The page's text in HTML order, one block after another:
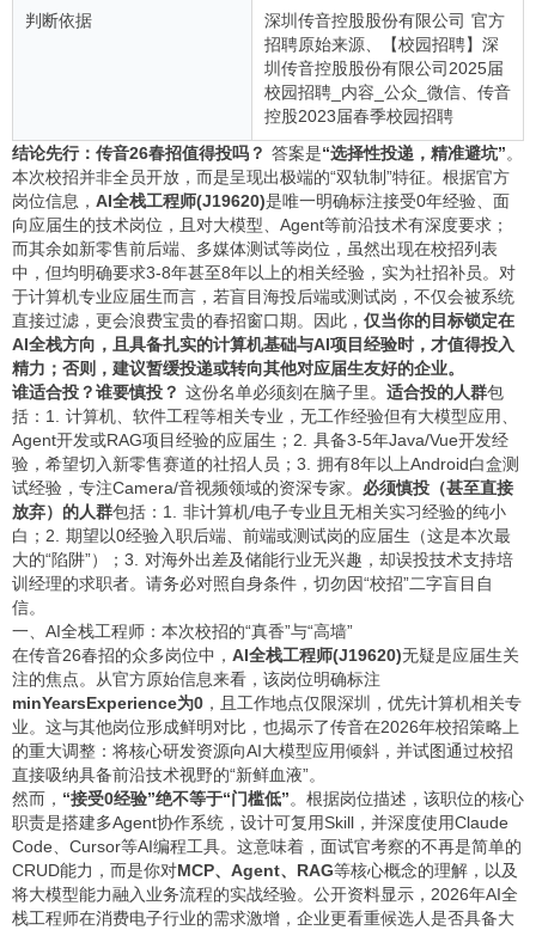
判断依据
深圳传音控股股份有限公司 官方
招聘原始来源、【校园招聘】深
圳传音控股股份有限公司2025届
校园招聘_内容_公众_微信、传音
控股2023届春季校园招聘
结论先行：传音26春招值得投吗？ 答案是“选择性投递，精准避坑”。
本次校招并非全员开放，而是呈现出极端的“双轨制”特征。根据官方
岗位信息， AI全栈工程师(J19620)是唯一明确标注接受0年经验、面
向应届生的技术岗位，且对大模型、Agent等前沿技术有深度要求；
而其余如新零售前后端、多媒体测试等岗位，虽然出现在校招列表
中，但均明确要求3-8年甚至8年以上的相关经验，实为社招补员。对
于计算机专业应届生而言，若盲目海投后端或测试岗，不仅会被系统
直接过滤，更会浪费宝贵的春招窗口期。因此， 仅当你的目标锁定在
AI全栈方向，且具备扎实的计算机基础与AI项目经验时，才值得投入
精力；否则，建议暂缓投递或转向其他对应届生友好的企业。
谁适合投？谁要慎投？ 这份名单必须刻在脑子里。 适合投的人群包
括：1. 计算机、软件工程等相关专业，无工作经验但有大模型应用、
Agent开发或RAG项目经验的应届生；2. 具备3-5年Java/Vue开发经
验，希望切入新零售赛道的社招人员；3. 拥有8年以上Android白盒测
试经验，专注Camera/音视频领域的资深专家。 必须慎投（甚至直接
放弃）的人群包括：1. 非计算机/电子专业且无相关实习经验的纯小
白；2. 期望以0经验入职后端、前端或测试岗的应届生（这是本次最
大的“陷阱”）；3. 对海外出差及储能行业无兴趣，却误投技术支持培
训经理的求职者。请务必对照自身条件，切勿因“校招”二字盲目自
信。
一、AI全栈工程师：本次校招的“真香”与“高墙”
在传音26春招的众多岗位中， AI全栈工程师(J19620)无疑是应届生关
注的焦点。从官方原始信息来看，该岗位明确标注
minYearsExperience为0 ，且工作地点仅限深圳，优先计算机相关专
业。这与其他岗位形成鲜明对比，也揭示了传音在2026年校招策略上
的重大调整：将核心研发资源向AI大模型应用倾斜，并试图通过校招
直接吸纳具备前沿技术视野的“新鲜血液”。
然而， “接受0经验”绝不等于“门槛低”。根据岗位描述，该职位的核心
职责是搭建多Agent协作系统，设计可复用Skill，并深度使用Claude
Code、Cursor等AI编程工具。这意味着，面试官考察的不再是简单的
CRUD能力，而是你对MCP、Agent、RAG等核心概念的理解，以及
将大模型能力融入业务流程的实战经验。公开资料显示，2026年AI全
栈工程师在消费电子行业的需求激增，企业更看重候选人是否具备大